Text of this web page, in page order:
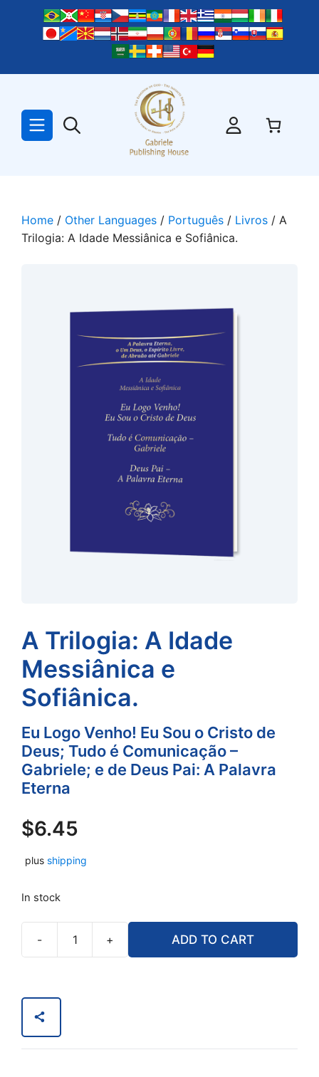
Home / Other Languages / Português / Livros / A
Trilogia: A Idade Messiânica e Sofiânica.
A Trilogia: A Idade
Messiânica e
Sofiânica.
Eu Logo Venho! Eu Sou o Cristo de
Deus; Tudo é Comunicação –
Gabriele; e de Deus Pai: A Palavra
Eterna
$6.45
plus shipping
In stock
-
Sofiânica.
+ ADD TO CART